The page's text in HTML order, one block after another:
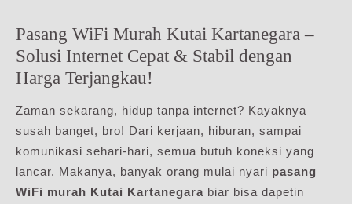
Pasang WiFi Murah Kutai Kartanegara –
Solusi Internet Cepat & Stabil dengan
Harga Terjangkau!
Zaman sekarang, hidup tanpa internet? Kayaknya
susah banget, bro! Dari kerjaan, hiburan, sampai
komunikasi sehari-hari, semua butuh koneksi yang
lancar. Makanya, banyak orang mulai nyari pasang
WiFi murah Kutai Kartanegara biar bisa dapetin